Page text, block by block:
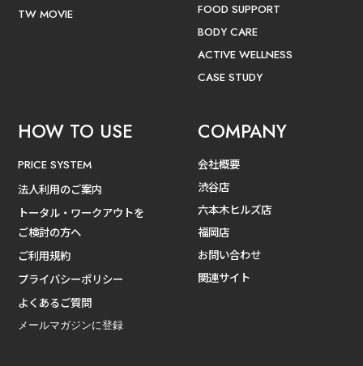
TW MOVIE
FOOD SUPPORT
BODY CARE
ACTIVE WELLNESS
CASE STUDY
HOW TO USE
PRICE SYSTEM
法人利用のご案内
トータル・ワークアウトを
ご検討の方へ
ご利用規約
プライバシーポリシー
よくあるご質問
メールマガジンに登録
COMPANY
会社概要
渋谷店
六本木ヒルズ店
福岡店
お問い合わせ
関連サイト